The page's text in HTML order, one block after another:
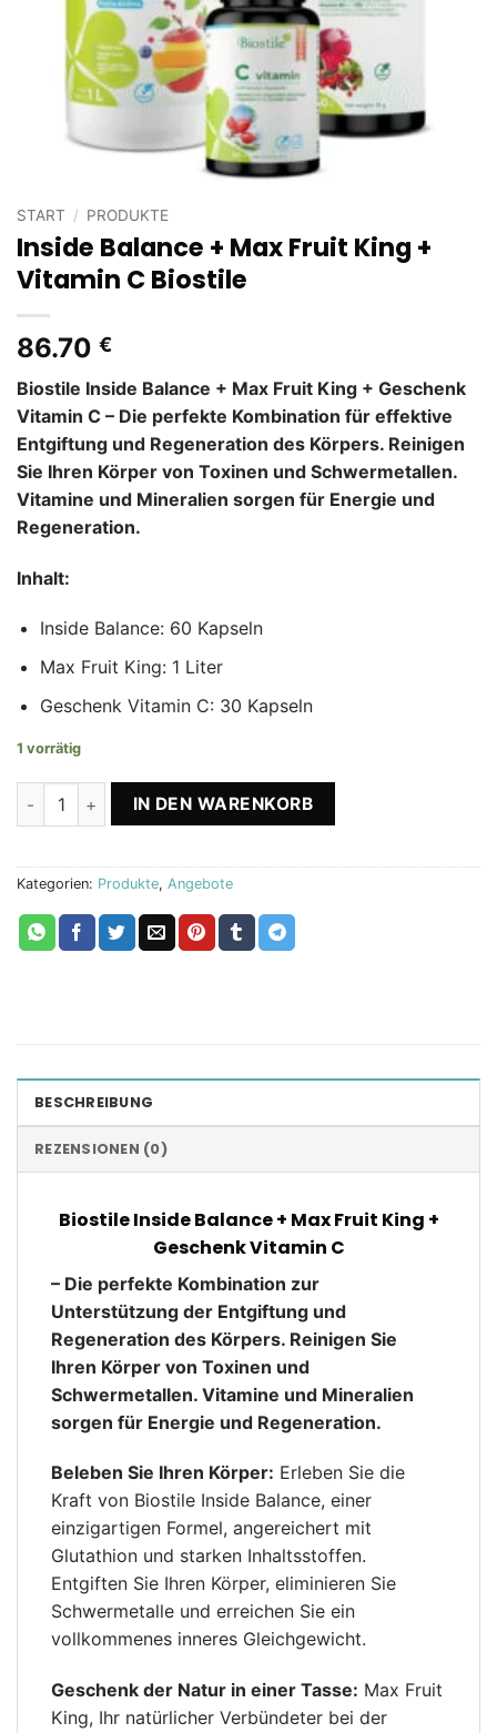
START / PRODUKTE
Inside Balance + Max Fruit King +
Vitamin C Biostile
86.70 €
Biostile Inside Balance + Max Fruit King + Geschenk
Vitamin C – Die perfekte Kombination für effektive
Entgiftung und Regeneration des Körpers. Reinigen
Sie Ihren Körper von Toxinen und Schwermetallen.
Vitamine und Mineralien sorgen für Energie und
Regeneration.
Inhalt:
Inside Balance: 60 Kapseln
Max Fruit King: 1 Liter
Geschenk Vitamin C: 30 Kapseln
1 vorrätig
Inside Balance + Max Fruit King + Vitamin C Biostile Menge
IN DEN WARENKORB
Kategorien: Produkte, Angebote
BESCHREIBUNG
REZENSIONEN (0)
Biostile Inside Balance + Max Fruit King +
Geschenk Vitamin C
– Die perfekte Kombination zur
Unterstützung der Entgiftung und
Regeneration des Körpers. Reinigen Sie
Ihren Körper von Toxinen und
Schwermetallen. Vitamine und Mineralien
sorgen für Energie und Regeneration.
Beleben Sie Ihren Körper: Erleben Sie die
Kraft von Biostile Inside Balance, einer
einzigartigen Formel, angereichert mit
Glutathion und starken Inhaltsstoffen.
Entgiften Sie Ihren Körper, eliminieren Sie
Schwermetalle und erreichen Sie ein
vollkommenes inneres Gleichgewicht.
Geschenk der Natur in einer Tasse: Max Fruit
King, Ihr natürlicher Verbündeter bei der